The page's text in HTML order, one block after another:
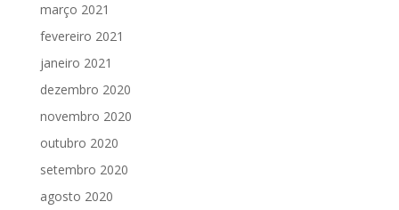
março 2021
fevereiro 2021
janeiro 2021
dezembro 2020
novembro 2020
outubro 2020
setembro 2020
agosto 2020